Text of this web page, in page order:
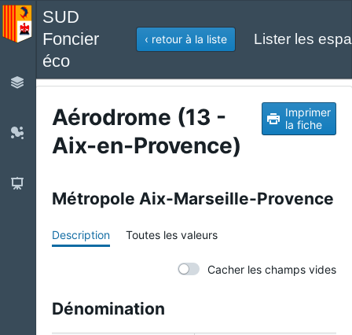
SUD
Foncier
éco
‹ retour à la liste Lister les
Aérodrome (13 -
Aix-en-Provence)
Imprimer
la fiche
Métropole Aix-Marseille-Provence
Description Toutes les valeurs
Cacher les champs vides
Dénomination